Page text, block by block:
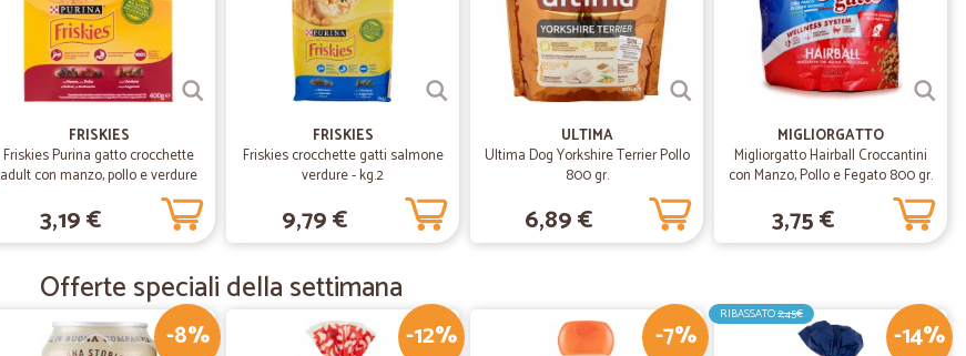
Servizio eccellente sotto tutti i punti di vista!
25/06/2019
— Natasha G.
SITO CONSIGLIATO
Sito con una vastissima scelta di prodotti, veloci nelle spedizioni e imballano la merce in
modo eccezionale. Consigliatissimo.
—Paolo C.
Veloci
Veloci, precisi e i prodotti son come da descrizione. Ottimo
FRISKIES
Friskies Purina gatto crocchette
adult con manzo, pollo e verdure
3,19 €
FRISKIES
Friskies crocchette gatti salmone
verdure - kg.2
9,79 €
ULTIMA
Ultima Dog Yorkshire Terrier Pollo
800 gr.
6,89 €
MIGLIORGATTO
Migliorgatto Hairball Croccantini
con Manzo, Pollo e Fegato 800 gr.
3,75 €
Offerte speciali della settimana
-8% -12% -7% -14%
RIBASSATO2,45€